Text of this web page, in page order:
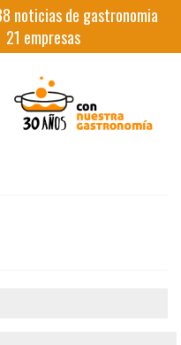
noticias de gastronomia
21 empresas